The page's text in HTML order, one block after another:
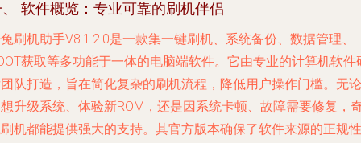
软件概览：专业可靠的刷机伴侣
刷机助手V8.1.2.0是一款集一键刷机、系统备份、数据管理、
获取等多功能于一体的电脑端软件。它由专业的计算机软件
队打造，旨在简化复杂的刷机流程，降低用户操作门槛。无论
升级系统、体验新ROM，还是因系统卡顿、故障需要修复，
机都能提供强大的支持。其官方版本确保了软件来源的正规性